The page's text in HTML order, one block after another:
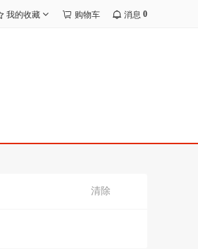
我的收藏 购物车 消息 0
清除